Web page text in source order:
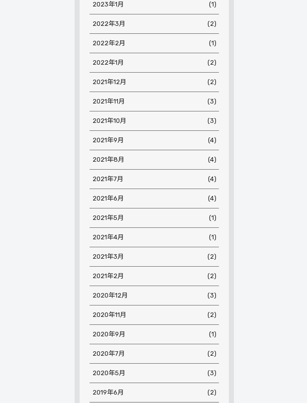
2023年1月 (1)
2022年3月 (2)
2022年2月 (1)
2022年1月 (2)
2021年12月 (2)
2021年11月 (3)
2021年10月 (3)
2021年9月 (4)
2021年8月 (4)
2021年7月 (4)
2021年6月 (4)
2021年5月 (1)
2021年4月 (1)
2021年3月 (2)
2021年2月 (2)
2020年12月 (3)
2020年11月 (2)
2020年9月 (1)
2020年7月 (2)
2020年5月 (3)
2019年6月 (2)